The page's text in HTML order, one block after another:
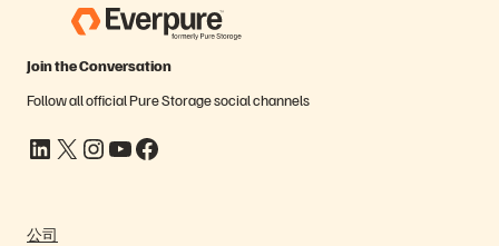
Join the Conversation
Follow all official Pure Storage social channels
LinkedIn X Instagram YouTube Facebook
公司